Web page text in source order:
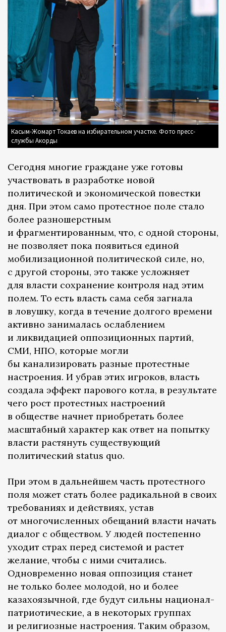
Касым-Жомарт Токаев на избирательном участке. Фото пресс-
службы Акорды
Сегодня многие граждане уже готовы
участвовать в разработке новой
политической и экономической повестки
дня. При этом само протестное поле стало
более разношерстным
и фрагментированным, что, с одной стороны,
не позволяет пока появиться единой
мобилизационной политической силе, но,
с другой стороны, это также усложняет
для власти сохранение контроля над этим
полем. То есть власть сама себя загнала
в ловушку, когда в течение долгого времени
активно занималась ослаблением
и ликвидацией оппозиционных партий,
СМИ, НПО, которые могли
бы канализировать разные протестные
настроения. И убрав этих игроков, власть
создала эффект парового котла, в результате
чего рост протестных настроений
в обществе начнет приобретать более
масштабный характер как ответ на попытку
власти растянуть существующий
политический status quo.
При этом в дальнейшем часть протестного
поля может стать более радикальной в своих
требованиях и действиях, устав
от многочисленных обещаний власти начать
диалог с обществом. У людей постепенно
уходит страх перед системой и растет
желание, чтобы с ними считались.
Одновременно новая оппозиция станет
не только более молодой, но и более
казахоязычной, где будут сильны национал-
патриотические, а в некоторых группах
и религиозные настроения. Таким образом,